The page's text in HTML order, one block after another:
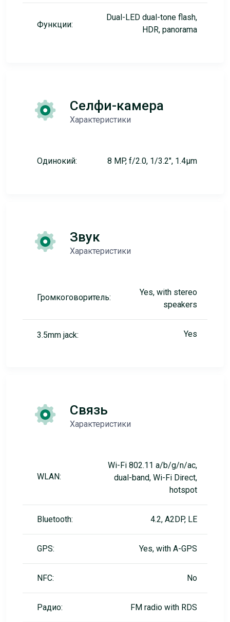
Функции:
Dual-LED dual-tone flash,
HDR, panorama
Селфи-камера
Характеристики
Одинокий: 8 MP, f/2.0, 1/3.2", 1.4µm
Звук
Характеристики
Громкоговоритель:
Yes, with stereo
speakers
3.5mm jack: Yes
Связь
Характеристики
WLAN:
Wi-Fi 802.11 a/b/g/n/ac,
dual-band, Wi-Fi Direct,
hotspot
Bluetooth: 4.2, A2DP, LE
GPS: Yes, with A-GPS
NFC: No
Радио: FM radio with RDS